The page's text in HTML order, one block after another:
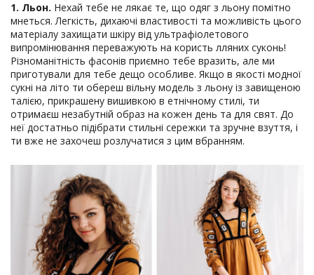
1. Льон. Нехай тебе не лякає те, що одяг з льону помітно
мнеться. Легкість, дихаючі властивості та можливість цього
матеріалу захищати шкіру від ультрафіолетового
випромінювання переважують на користь лляних суконь!
Різноманітність фасонів приємно тебе вразить, але ми
приготували для тебе дещо особливе. Якщо в якості модної
сукні на літо ти обереш вільну модель з льону із завищеною
талією, прикрашену вишивкою в етнічному стилі, ти
отримаєш незабутній образ на кожен день та для свят. До
неї достатньо підібрати стильні сережки та зручне взуття, і
ти вже не захочеш розлучатися з цим вбранням.